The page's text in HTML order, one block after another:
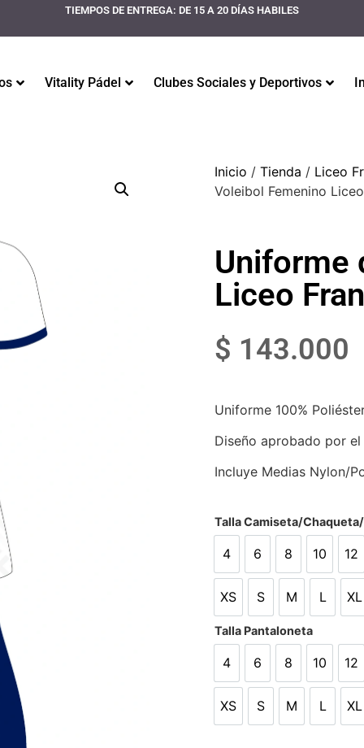
TIEMPOS DE ENTREGA: DE 15 A 20 DÍAS HABILES
Vitality Pádel Clubes Sociales y Deportivos
Inicio / Tienda / Liceo
Voleibol Femenino
Uniforme
Liceo
$ 143.000
Uniforme 100%
Diseño aprobado por
Incluye Medias Nylon/
Talla Camiseta/
4 6 8
8
10 12
XS
XS
S
S
M L XL
Talla Pantaloneta
4 6 8
8
10 12
XS
XS
S
S
M L XL